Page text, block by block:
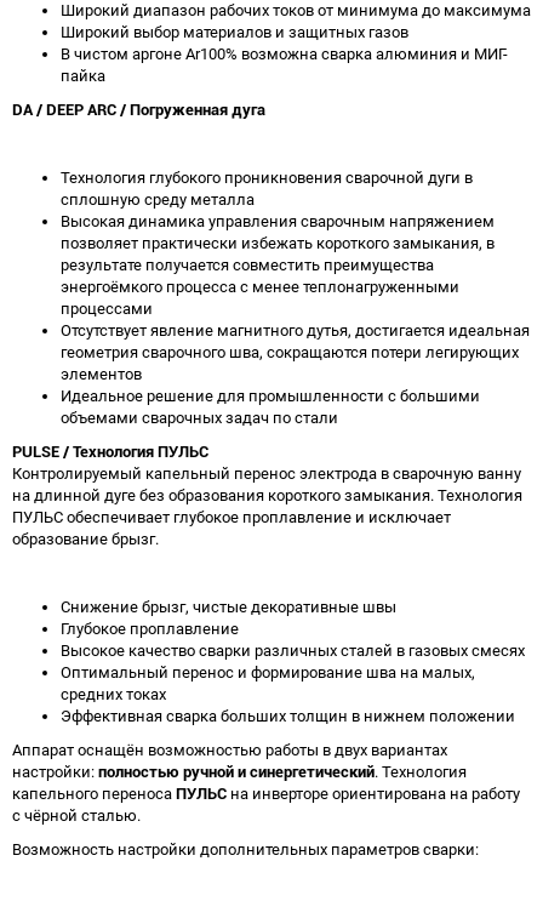
Широкий диапазон рабочих токов от минимума до максимума
Широкий выбор материалов и защитных газов
В чистом аргоне Ar100% возможна сварка алюминия и МИГ-
пайка
DA / DEEP ARC / Погруженная дуга
Технология глубокого проникновения сварочной дуги в
сплошную среду металла
Высокая динамика управления сварочным напряжением
позволяет практически избежать короткого замыкания, в
результате получается совместить преимущества
энергоёмкого процесса с менее теплонагруженными
процессами
Отсутствует явление магнитного дутья, достигается идеальная
геометрия сварочного шва, сокращаются потери легирующих
элементов
Идеальное решение для промышленности с большими
объемами сварочных задач по стали
PULSE / Технология ПУЛЬС
Контролируемый капельный перенос электрода в сварочную ванну
на длинной дуге без образования короткого замыкания. Технология
ПУЛЬС обеспечивает глубокое проплавление и исключает
образование брызг.
Снижение брызг, чистые декоративные швы
Глубокое проплавление
Высокое качество сварки различных сталей в газовых смесях
Оптимальный перенос и формирование шва на малых,
средних токах
Эффективная сварка больших толщин в нижнем положении
Аппарат оснащён возможностью работы в двух вариантах
настройки: полностью ручной и синергетический. Технология
капельного переноса ПУЛЬС на инверторе ориентирована на работу
с чёрной сталью.
Возможность настройки дополнительных параметров сварки: